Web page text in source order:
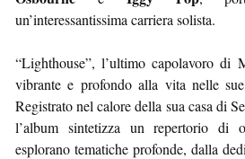
un’interessantissima carriera solista.
“Lighthouse”, l’ultimo capolavoro di
vibrante e profondo alla vita nelle
Registrato nel calore della sua casa di
l’album sintetizza un repertorio di
esplorano tematiche profonde, dalla